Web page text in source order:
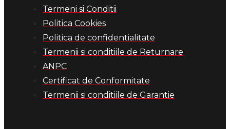
Termeni si Conditii
Politica Cookies
Politica de confidentialitate
Termenii si conditiile de Returnare
ANPC
Certificat de Conformitate
Termenii si conditiile de Garantie